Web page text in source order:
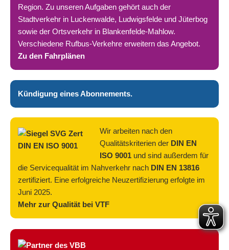
Region. Zu unseren Aufgaben gehört auch der
Stadtverkehr in Luckenwalde, Ludwigsfelde und Jüterbog
sowie der Ortsverkehr in Blankenfelde-Mahlow.
Verschiedene Rufbus-Verkehre erweitern das Angebot.
Zu den Fahrplänen
Kündigung eines Abonnements.
Wir arbeiten nach den
Qualitätskriterien der DIN EN
ISO 9001 und sind außerdem für
die Servicequalität im Nahverkehr nach DIN EN 13816
zertifiziert. Eine erfolgreiche Neuzertifizierung erfolgte im
Juni 2025.
Mehr zur Qualität bei VTF